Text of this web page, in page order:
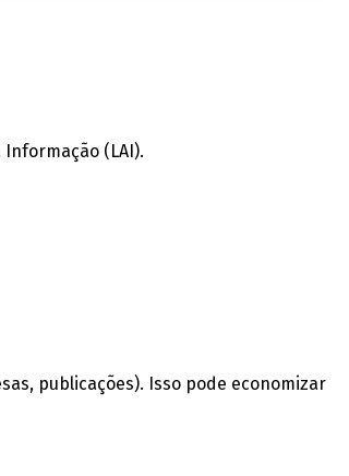
(LAI).
publicações). Isso pode economizar